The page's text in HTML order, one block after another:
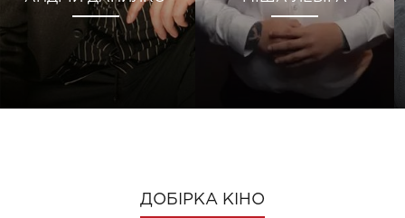
ДОБІРКА КІНО